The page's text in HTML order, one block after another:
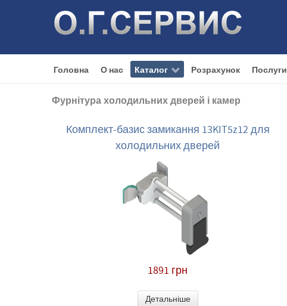
Головна О нас Каталог Розрахунок Послуги
Фурнітура холодильних дверей і камер
Комплект-базис замикання 13KIT5z12 для
холодильних дверей
1891 грн
Детальніше